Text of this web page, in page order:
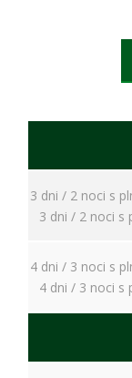
3 dni / 2 noci s
3 dni / 2 noci s
4 dni / 3 noci s
4 dni / 3 noci s